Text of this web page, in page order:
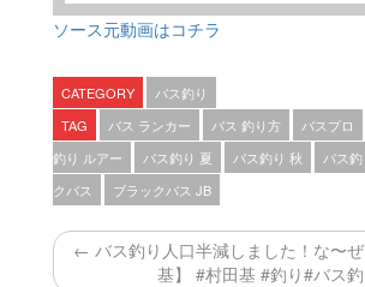
ソース元動画はコチラ
CATEGORY
バス釣り
TAG
バス ランカー バス 釣り方 バスプロ
釣り ルアー
バス釣り 夏 バス釣り 秋 バス
クバス
ブラックバス JB
← バス釣り人口半減しました！な〜
基】 #村田基 #釣り#バス釣